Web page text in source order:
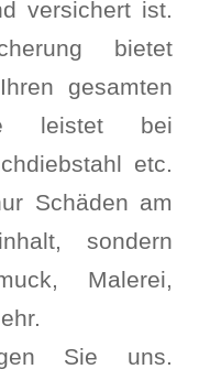
versichert ist.
bietet
gesamten
leistet bei
etc.
Schäden am
sondern
Malerei,
Sie uns.